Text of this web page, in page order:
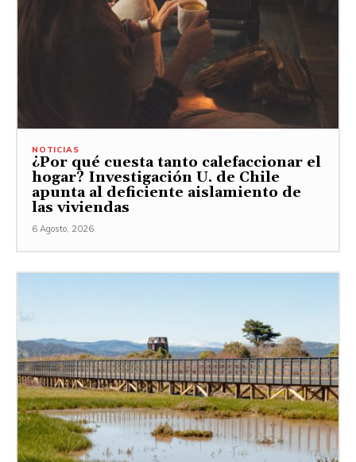
NOTICIAS
¿Por qué cuesta tanto calefaccionar el
hogar? Investigación U. de Chile
apunta al deficiente aislamiento de
las viviendas
6 Agosto, 2026